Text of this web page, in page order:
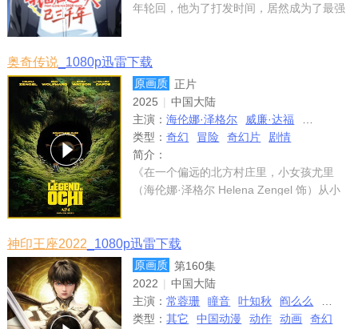
年轮回，他为了打发时间，居然成为了最强
奥奇传说_1080p迅雷下载
原画质 正片
2025 | 中国大陆
主演：海伦娜·泽格尔 威廉·达福
类型：奇幻 冒险 奇幻片
剧情
简介：
《在一个偏远的北方村庄里，小女孩尤里
（海伦娜·泽格尔 Helena Zengel 饰）从小
奇”被它的族群遗弃时，尤里开启冒险
神印王座2022 _1080p迅雷下载
原画质 第160集
2022 | 中国大陆
主演：常蓉珊 瞳音 叶知秋 阎么么 藤新
类型：其它 中国动漫 动作 动画
奇幻